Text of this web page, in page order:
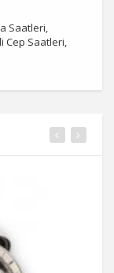
Saatleri,
Cep Saatleri,